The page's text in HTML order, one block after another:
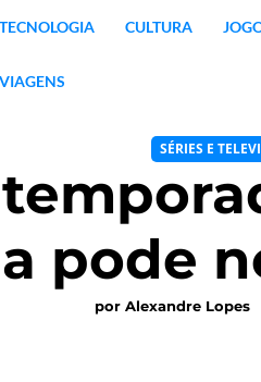
TECNOLOGIA CULTURA
VIAGENS
SÉRIES E
pode
por Alexandre Lopes